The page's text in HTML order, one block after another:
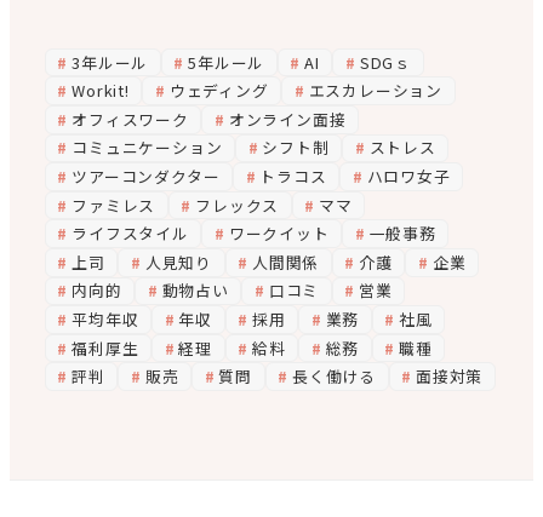
3年ルール 5年ルール AI
SDGｓ
Workit!
ウェディング
エスカレーション
オフィスワーク
オンライン面接
コミュニケーション
シフト制
ストレス
ツアーコンダクター
トラコス
ハロワ女子
ファミレス
フレックス
ママ
ライフスタイル
ワークイット
一般事務
上司
人見知り 人間関係 介護
企業
内向的
動物占い 口コミ
営業
平均年収
年収 採用 業務
社風
福利厚生
経理 給料 総務
職種
評判
販売 質問 長く働ける 面接対策